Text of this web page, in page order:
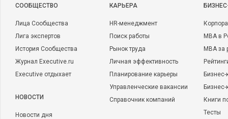
CООБЩЕСТВО
Лица Сообщества
Лига экспертов
История Сообщества
Журнал Executive.ru
Executive отдыхает
НОВОСТИ
Новости дня
КАРЬЕРА
HR-менеджмент
Поиск работы
Рынок труда
Личная эффективность
Планирование карьеры
Управленческие вакансии
Справочник компаний
MBA в
MBA
Бизнес-
Книги
Тесты